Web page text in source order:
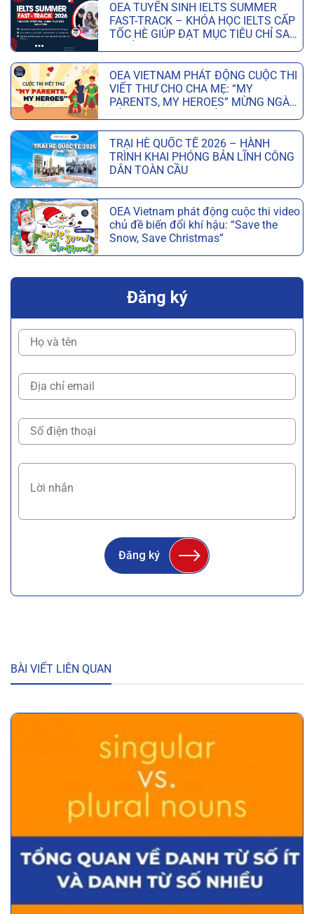
OEA TUYỂN SINH IELTS SUMMER
FAST-TRACK – KHÓA HỌC IELTS CẤP
TỐC HÈ GIÚP ĐẠT MỤC TIÊU CHỈ SAU
OEA VIETNAM PHÁT ĐỘNG CUỘC THI
VIẾT THƯ CHO CHA MẸ: “MY
PARENTS, MY HEROES” MỪNG NGÀY
TRẠI HÈ QUỐC TẾ 2026 – HÀNH
TRÌNH KHAI PHÓNG BẢN LĨNH CÔNG
DÂN TOÀN CẦU
OEA Vietnam phát động cuộc thi video
chủ đề biến đổi khí hậu: “Save the
Snow, Save Christmas”
Đăng ký
Đăng ký
BÀI VIẾT LIÊN QUAN